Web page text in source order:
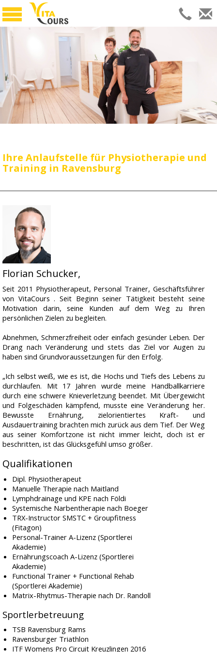
TRAINING
Personaltraining
Kleingruppen
ÜBER UNS
Unsere Praxis
Anfahrt
Parkmöglichkeiten
Partner
Instagram
Youtube
Ihre Anlaufstelle für Physiotherapie und
Training in Ravensburg
Florian Schucker,
Seit 2011 Physiotherapeut, Personal Trainer, Geschäftsführer
von VitaCours . Seit Beginn seiner Tätigkeit besteht seine
Motivation darin, seine Kunden auf dem Weg zu Ihren
persönlichen Zielen zu begleiten.
Abnehmen, Schmerzfreiheit oder einfach gesünder Leben. Der
Drang nach Veränderung und stets das Ziel vor Augen zu
haben sind Grundvoraussetzungen für den Erfolg.
„Ich selbst weiß, wie es ist, die Hochs und Tiefs des Lebens zu
durchlaufen. Mit 17 Jahren wurde meine Handballkarriere
durch eine schwere Knieverletzung beendet. Mit Übergewicht
und Folgeschäden kämpfend, musste eine Veränderung her.
Bewusste Ernährung, zielorientiertes Kraft- und
Ausdauertraining brachten mich zurück aus dem Tief. Der Weg
aus seiner Komfortzone ist nicht immer leicht, doch ist er
beschritten, ist das Glücksgefühl umso größer.
Qualifikationen
Dipl. Physiotherapeut
Manuelle Therapie nach Maitland
Lymphdrainage und KPE nach Földi
Systemische Narbentherapie nach Boeger
TRX-Instructor SMSTC + Groupfitness
(Fitagon)
Personal-Trainer A-Lizenz (Sportlerei
Akademie)
Ernährungscoach A-Lizenz (Sportlerei
Akademie)
Functional Trainer + Functional Rehab
(Sportlerei Akademie)
Matrix-Rhytmus-Therapie nach Dr. Randoll
Sportlerbetreuung
TSB Ravensburg Rams
Ravensburger Triathlon
ITF Womens Pro Circuit Kreuzlingen 2016